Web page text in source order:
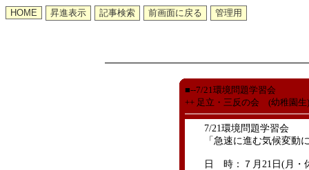
■--7/21環境問題学習会
++ 足立・三反の会 (幼稚園
7/21環境問題学習会
「急速に進む気候変動
日 時：７月21日(月・